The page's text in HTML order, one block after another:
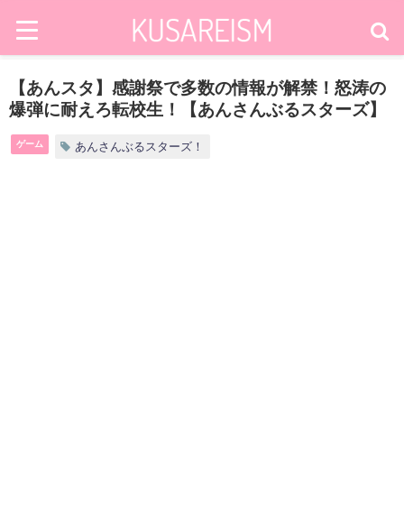
【あんスタ】感謝祭で多数の情報が解禁！怒涛の
爆弾に耐えろ転校生！【あんさんぶるスターズ】
ゲーム あんさんぶるスターズ！